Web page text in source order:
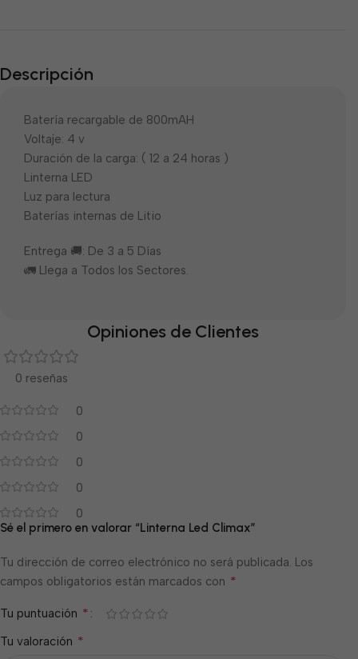
Descripción
Batería recargable de 800mAH
Voltaje: 4 v
Duración de la carga: ( 12 a 24 horas )
Linterna LED
Luz para lectura
Baterías internas de Litio
Entrega 🚚: De 3 a 5 Días
🚛 Llega a Todos los Sectores.
Opiniones de Clientes
0 reseñas
0
0
0
0
0
Sé el primero en valorar “Linterna Led Climax”
Tu dirección de correo electrónico no será publicada. Los
campos obligatorios están marcados con *
Tu puntuación *
Tu valoración *